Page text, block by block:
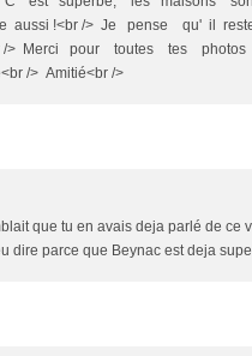
aussi !<br /> Je pense qu' il
/> Merci pour toutes tes
/> Amitié<br />
que tu en avais deja parlé de ce
dire parce que Beynac est deja